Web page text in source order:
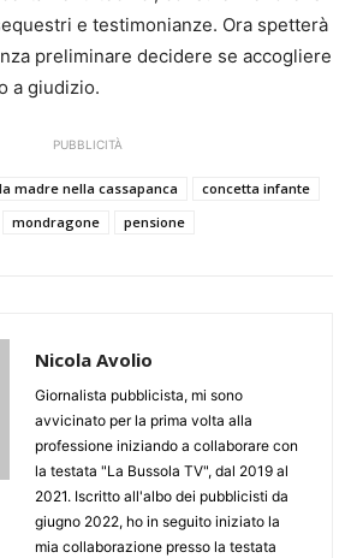
e testimonianze. Ora spetterà
preliminare decidere se accogliere
a giudizio.
PUBBLICITÀ
madre nella cassapanca
concetta infante
mondragone pensione
Nicola Avolio
Giornalista pubblicista, mi sono
avvicinato per la prima volta alla
professione iniziando a collaborare con
la testata "La Bussola TV", dal 2019 al
2021. Iscritto all'albo dei pubblicisti da
giugno 2022, ho in seguito iniziato la
mia collaborazione presso la testata